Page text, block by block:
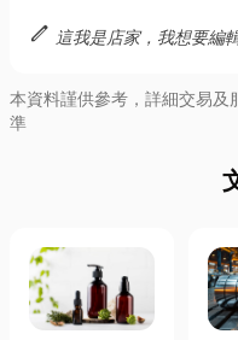
edit 這我是店家，我想要編
本資料謹供參考，詳細交易及
準